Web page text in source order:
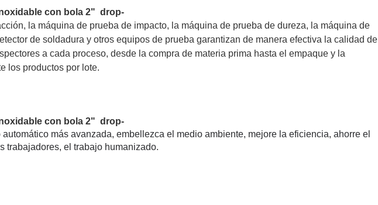
con bola 2" drop-
la máquina de prueba de impacto, la máquina de prueba de dureza, la máquina de
de soldadura y otros equipos de prueba garantizan de manera efectiva la calidad de
a cada proceso, desde la compra de materia prima hasta el empaque y la
los productos por lote.
con bola 2" drop-
más avanzada, embellezca el medio ambiente, mejore la eficiencia, ahorre el
trabajadores, el trabajo humanizado.